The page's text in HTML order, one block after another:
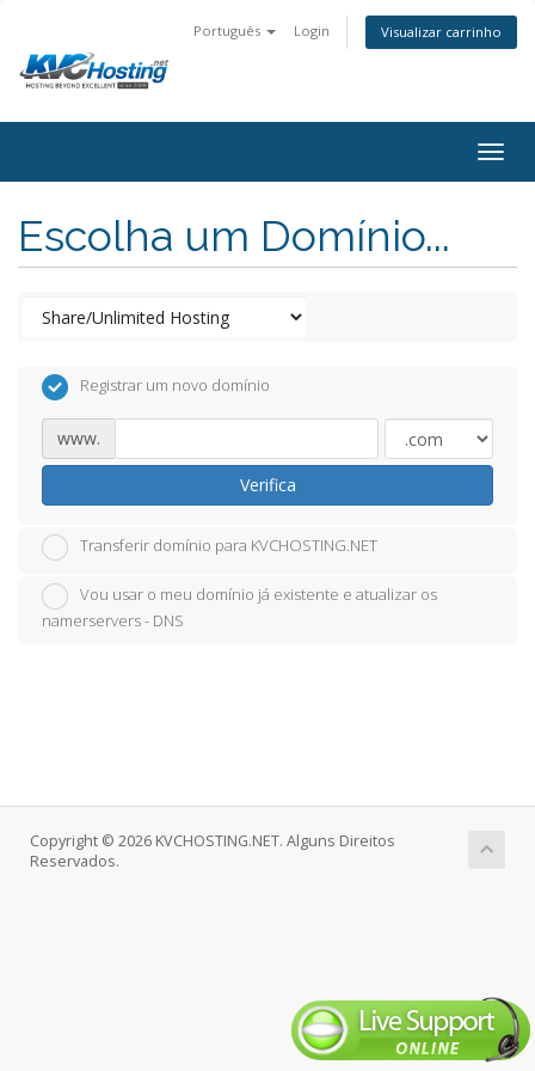
Português Login Visualizar carrinho
Escolha um Domínio...
Registrar um novo domínio
www.
Verifica
Transferir domínio para KVCHOSTING.NET
Vou usar o meu domínio já existente e atualizar os
namerservers - DNS
Copyright © 2026 KVCHOSTING.NET. Alguns Direitos
Reservados.